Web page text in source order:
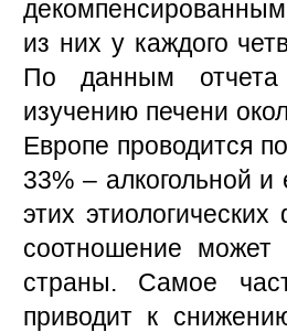
из них у каждого
По данным отчета
изучению печени
Европе проводится
33% – алкогольной
этих
соотношение может
страны. Самое
приводит к